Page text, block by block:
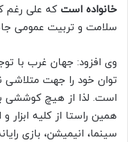
خانواده است که علی رغم
سلامت و تربیت عمومی
وی افزود: جهان غرب با
توان خود را جهت متلاشی
است. لذا از هیچ کوششی
همین راستا از کلیه ابزار
سینما، انیمیشن، بازی